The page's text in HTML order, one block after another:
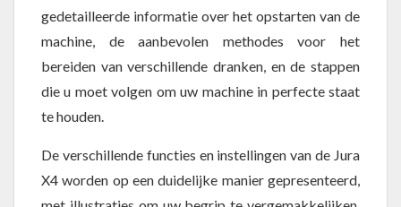
gedetailleerde informatie over het opstarten van de
machine, de aanbevolen methodes voor het
bereiden van verschillende dranken, en de stappen
die u moet volgen om uw machine in perfecte staat
te houden.
De verschillende functies en instellingen van de Jura
X4 worden op een duidelijke manier gepresenteerd,